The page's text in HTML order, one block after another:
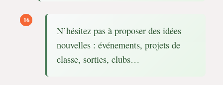
N’hésitez pas à proposer des idées
nouvelles : événements, projets de
classe, sorties, clubs…